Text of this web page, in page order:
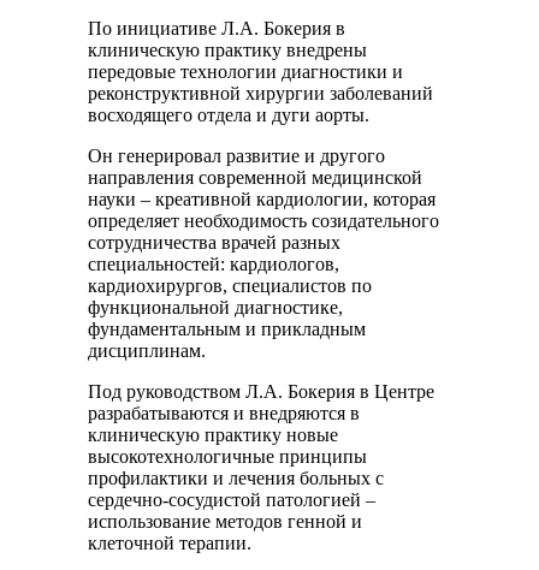
По инициативе Л.А. Бокерия в
клиническую практику внедрены
передовые технологии диагностики и
реконструктивной хирургии заболеваний
восходящего отдела и дуги аорты.
Он генерировал развитие и другого
направления современной медицинской
науки – креативной кардиологии, которая
определяет необходимость созидательного
сотрудничества врачей разных
специальностей: кардиологов,
кардиохирургов, специалистов по
функциональной диагностике,
фундаментальным и прикладным
дисциплинам.
Под руководством Л.А. Бокерия в Центре
разрабатываются и внедряются в
клиническую практику новые
высокотехнологичные принципы
профилактики и лечения больных с
сердечно-сосудистой патологией –
использование методов генной и
клеточной терапии.